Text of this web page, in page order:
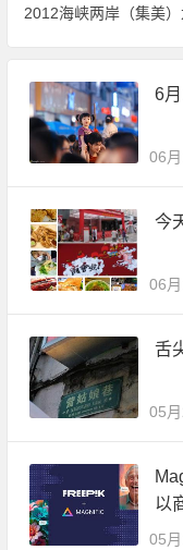
6
06
今
06
舌
05
以
05